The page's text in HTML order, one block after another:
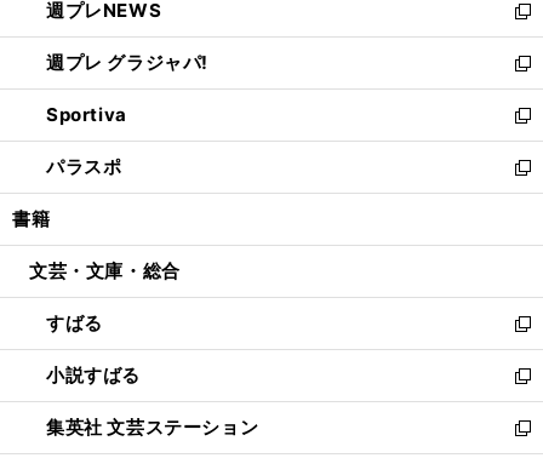
く
で
開
く
ド
ウ
で
開
く
い
ウ
ィ
ン
ド
ウ
で
開
週プレNEWS
新
し
い
ウ
ィ
ン
ド
ウ
開
週プレ グラジャパ!
新
し
い
ウ
ィ
ン
ウ
開
く
Sportiva
新
し
い
ウ
ン
ウ
で
開
く
パラスポ
新
し
ウ
ン
ド
ウ
で
開
く
書籍
文芸・文庫・総合
すばる
新
し
い
ウ
ィ
小説すばる
新
し
い
集英社 文芸ステーション
新